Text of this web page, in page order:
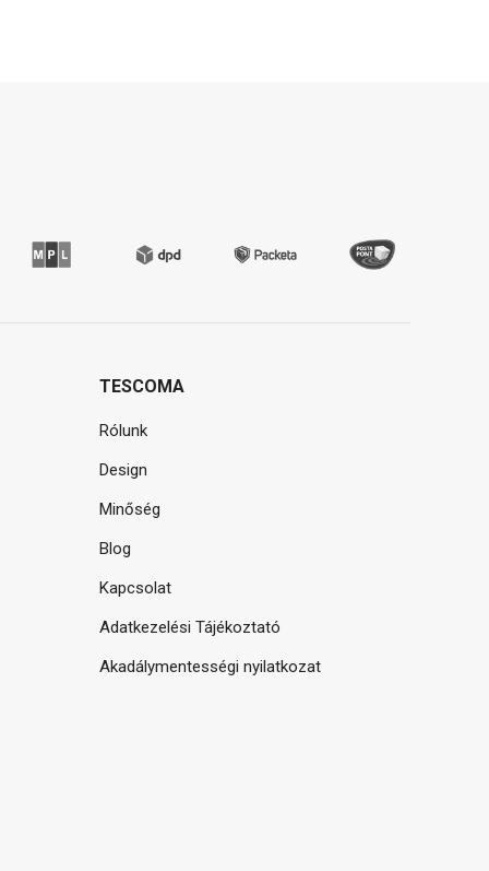
TESCOMA
Rólunk
Design
Minőség
Blog
Kapcsolat
Adatkezelési Tájékoztató
Akadálymentességi nyilatkozat